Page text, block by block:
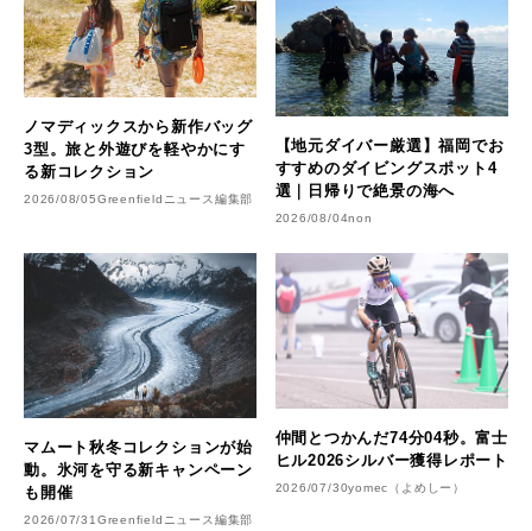
ノマディックスから新作バッグ
3型。旅と外遊びを軽やかにす
る新コレクション
2026/08/05Greenfieldニュース編集部
【地元ダイバー厳選】福岡でお
すすめのダイビングスポット4
選｜日帰りで絶景の海へ
2026/08/04non
マムート秋冬コレクションが始
動。氷河を守る新キャンペーン
も開催
2026/07/31 Greenfieldニュース編集部
仲間とつかんだ74分04秒。富士
ヒル2026シルバー獲得レポート
2026/07/30yomec（よめしー）